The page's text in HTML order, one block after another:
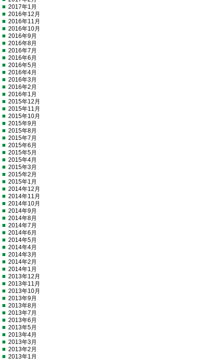
2017年1月
2016年12月
2016年11月
2016年10月
2016年9月
2016年8月
2016年7月
2016年6月
2016年5月
2016年4月
2016年3月
2016年2月
2016年1月
2015年12月
2015年11月
2015年10月
2015年9月
2015年8月
2015年7月
2015年6月
2015年5月
2015年4月
2015年3月
2015年2月
2015年1月
2014年12月
2014年11月
2014年10月
2014年9月
2014年8月
2014年7月
2014年6月
2014年5月
2014年4月
2014年3月
2014年2月
2014年1月
2013年12月
2013年11月
2013年10月
2013年9月
2013年8月
2013年7月
2013年6月
2013年5月
2013年4月
2013年3月
2013年2月
2013年1月